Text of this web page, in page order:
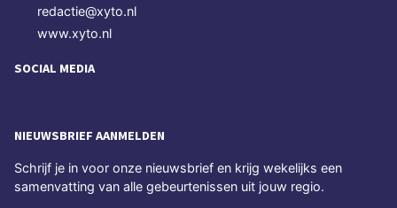
redactie@xyto.nl
www.xyto.nl
SOCIAL MEDIA
NIEUWSBRIEF AANMELDEN
Schrijf je in voor onze nieuwsbrief en krijg wekelijks een
samenvatting van alle gebeurtenissen uit jouw regio.